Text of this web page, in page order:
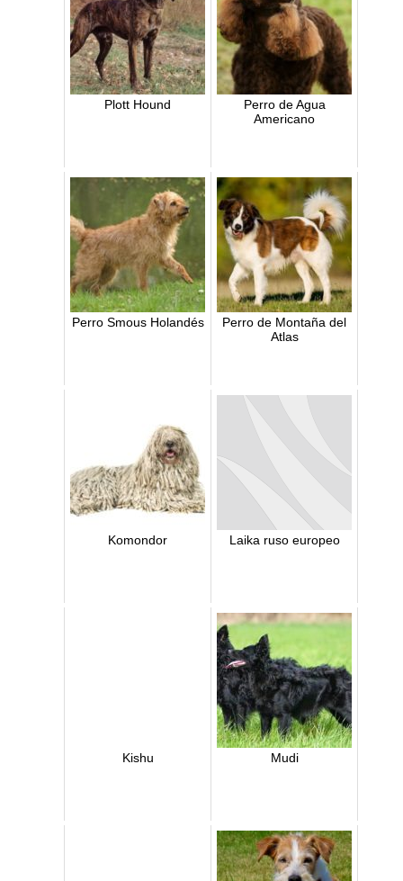
Plott Hound
Perro de Agua
Americano
Perro Smous Holandés
Perro de Montaña del
Atlas
Komondor Laika ruso europeo
Kishu Mudi